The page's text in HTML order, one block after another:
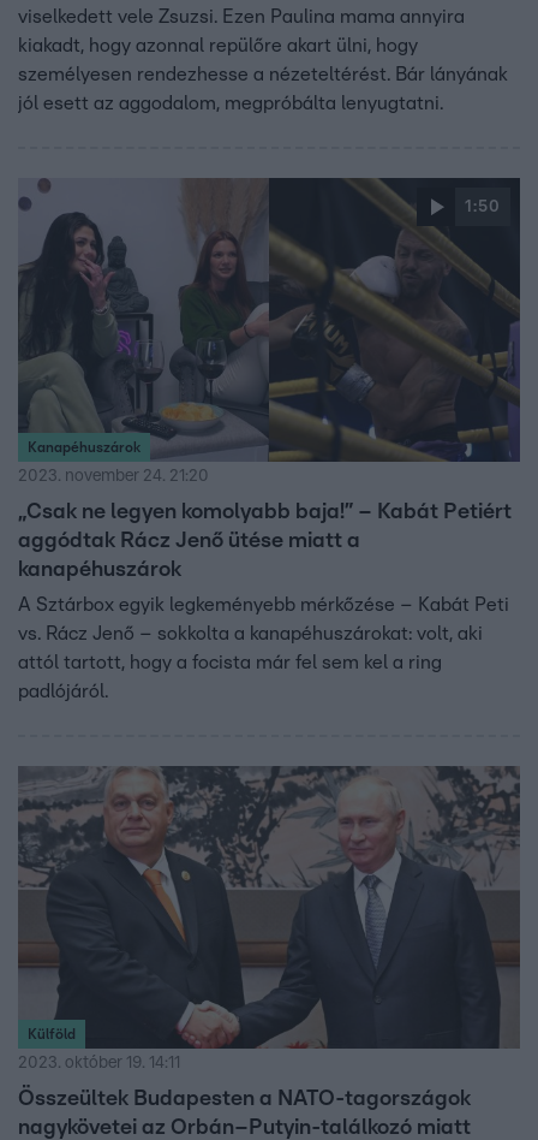
viselkedett vele Zsuzsi. Ezen Paulina mama annyira
kiakadt, hogy azonnal repülőre akart ülni, hogy
személyesen rendezhesse a nézeteltérést. Bár lányának
jól esett az aggodalom, megpróbálta lenyugtatni.
1:50
Kanapéhuszárok
2023. november 24. 21:20
„Csak ne legyen komolyabb baja!” – Kabát Petiért
aggódtak Rácz Jenő ütése miatt a
kanapéhuszárok
A Sztárbox egyik legkeményebb mérkőzése – Kabát Peti
vs. Rácz Jenő – sokkolta a kanapéhuszárokat: volt, aki
attól tartott, hogy a focista már fel sem kel a ring
padlójáról.
Külföld
2023. október 19. 14:11
Összeültek Budapesten a NATO-tagországok
nagykövetei az Orbán–Putyin-találkozó miatt